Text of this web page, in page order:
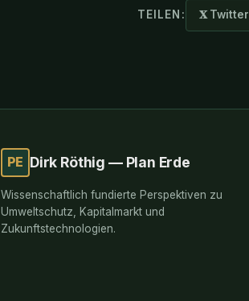
TEILEN: 𝐗 Twitter
PE Dirk Röthig — Plan Erde
Wissenschaftlich fundierte Perspektiven zu
Umweltschutz, Kapitalmarkt und
Zukunftstechnologien.